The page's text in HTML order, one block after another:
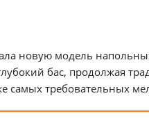
новую модель
бас, продолжая
самых требовательных